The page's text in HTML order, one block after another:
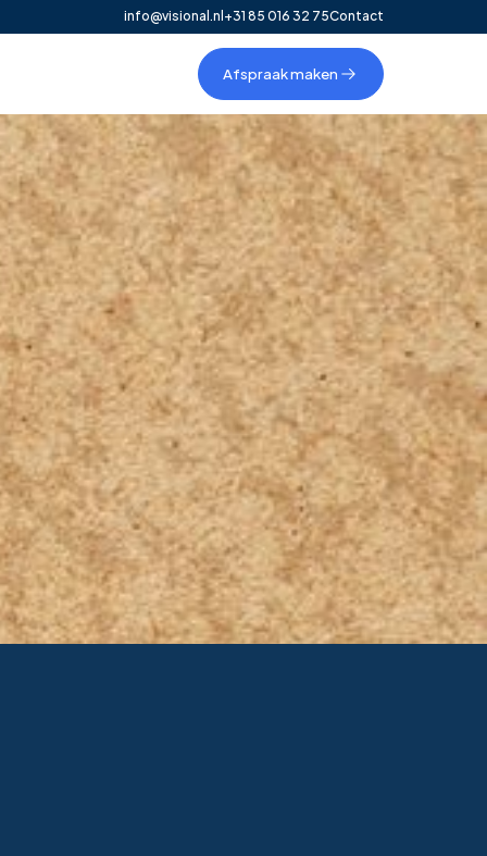
info@visional.nl +31 85 016 32 75Contact
Afspraak maken